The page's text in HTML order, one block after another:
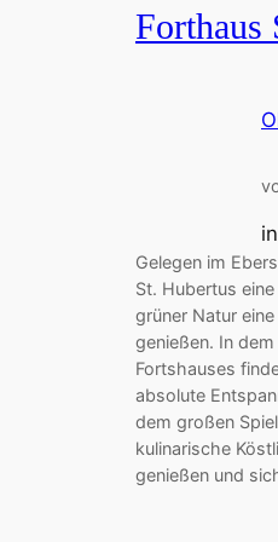
Forthaus
in
Gelegen im
St. Hubertus
grüner Natur
genießen. In
Fortshauses
absolute
dem großen
kulinarische
genießen und